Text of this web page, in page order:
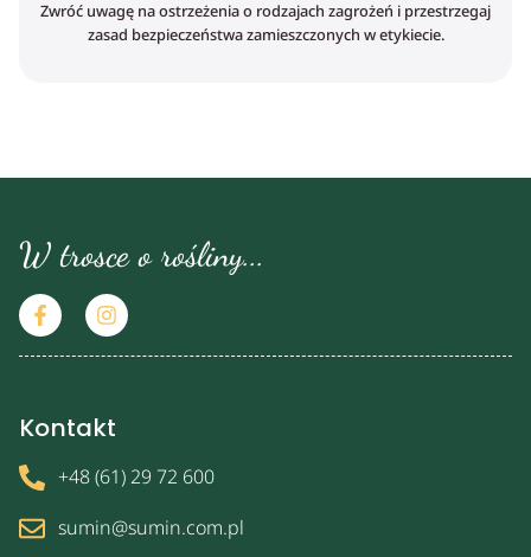
Zwróć uwagę na ostrzeżenia o rodzajach zagrożeń i przestrzegaj
zasad bezpieczeństwa zamieszczonych w etykiecie.
W trosce o rośliny...
Kontakt
+48 (61) 29 72 600
sumin@sumin.com.pl